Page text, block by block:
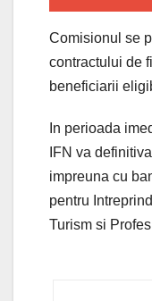
Comisionul se
contractului de
beneficiarii
In perioada
IFN va
impreuna cu
pentru
Turism si